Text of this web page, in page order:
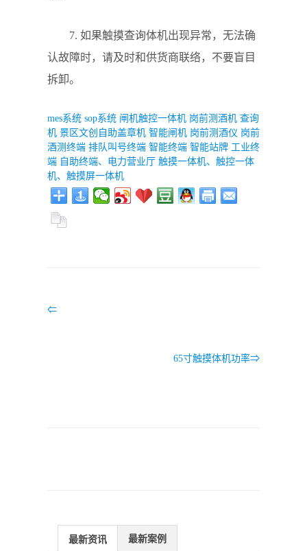
7. 如果触摸查询体机出现异常，无法确
认故障时，请及时和供货商联络，不要盲目
拆卸。
mes系统 sop系统 闸机触控一体机 岗前测酒机 查询
机 景区文创自助盖章机 智能闸机 岗前测酒仪 岗前
酒测终端 排队叫号终端 智能终端 智能站牌 工业终
端 自助终端、电力营业厅 触摸一体机、触控一体
机、触摸屏一体机
⇐
65寸触摸体机功率⇒
最新资讯 最新案例